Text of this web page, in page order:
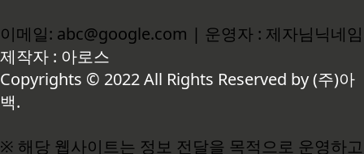
이메일: abc@google.com | 운영자 : 제자님닉네임
제작자 : 아로스
Copyrights © 2022 All Rights Reserved by (주)아
백.
※ 해당 웹사이트는 정보 전달을 목적으로 운영하고